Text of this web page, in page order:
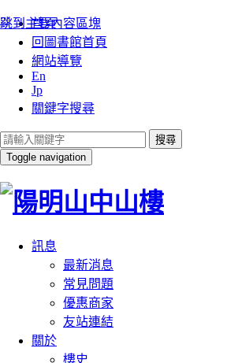
跳到主要內容區塊
:::
首頁
回圖書館首頁
網站導覽
En
Jp
關鍵字搜尋
搜尋
Toggle navigation
訊息
最新消息
常見問題
優惠商家
友站連結
關於
樓史